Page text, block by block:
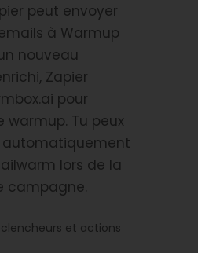
peut envoyer
à Warmup
nouveau
Zapier
pour
Tu peux
automatiquement
lors de la
campagne.
et actions